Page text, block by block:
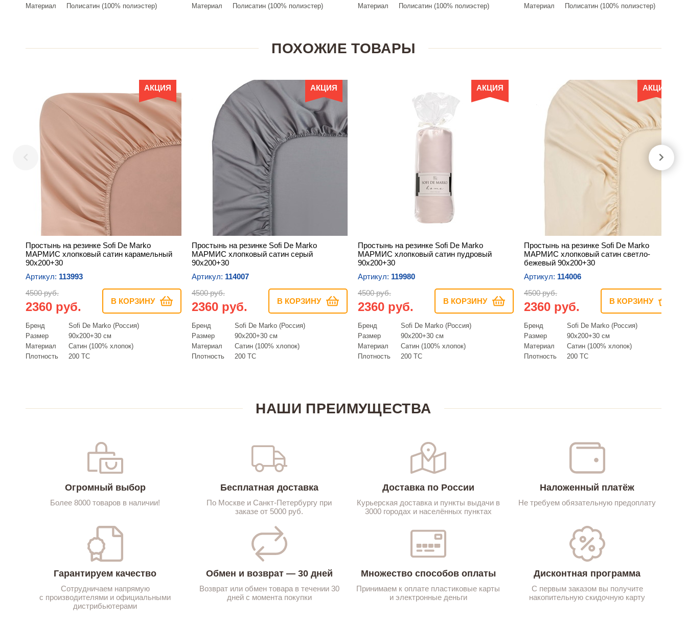
Материал
Полисатин (100% полиэстер)
Материал
Полисатин (100% полиэстер)
Материал
Полисатин (100% полиэстер)
Материал
Полисатин (100% полиэстер)
ПОХОЖИЕ ТОВАРЫ
АКЦИЯ
Простынь на резинке Sofi De Marko
МАРМИС хлопковый сатин карамельный
90х200+30
Артикул: 113993
4500 руб.
2360 руб. В КОРЗИНУ
Бренд
Sofi De Marko (Россия)
Размер
90х200+30 см
Материал
Сатин (100% хлопок)
Плотность
200 ТС
АКЦИЯ
Простынь на резинке Sofi De Marko
МАРМИС хлопковый сатин серый
90х200+30
Артикул: 114007
4500 руб.
2360 руб. В КОРЗИНУ
Бренд
Sofi De Marko (Россия)
Размер
90х200+30 см
Материал
Сатин (100% хлопок)
Плотность
200 ТС
АКЦИЯ
Простынь на резинке Sofi De Marko
МАРМИС хлопковый сатин пудровый
90х200+30
Артикул: 119980
4500 руб.
2360 руб. В КОРЗИНУ
Бренд
Sofi De Marko (Россия)
Размер
90х200+30 см
Материал
Сатин (100% хлопок)
Плотность
200 ТС
АКЦИЯ
Простынь на резинке Sofi De Marko
МАРМИС хлопковый сатин светло-
бежевый 90х200+30
Артикул: 114006
4500 руб.
2360 руб. В КОРЗИНУ
Бренд
Sofi De Marko (Россия)
Размер
90х200+30 см
Материал
Сатин (100% хлопок)
Плотность
200 ТС
НАШИ ПРЕИМУЩЕСТВА
Огромный выбор
Более 8000 товаров в наличии!
Бесплатная доставка
По Москве и Санкт-Петербургу при
заказе от 5000 руб.
Доставка по России
Курьерская доставка и пункты выдачи в
3000 городах и населённых пунктах
Наложенный платёж
Не требуем обязательную предоплату
Гарантируем качество
Сотрудничаем напрямую
с производителями и официальными
дистрибьютерами
Обмен и возврат — 30 дней
Возврат или обмен товара в течении 30
дней с момента покупки
Множество способов оплаты
Принимаем к оплате пластиковые карты
и электронные деньги
Дисконтная программа
С первым заказом вы получите
накопительную скидочную карту